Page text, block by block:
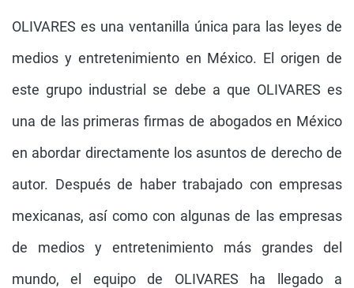
ENTRETENIMIENTO
OLIVARES es una ventanilla única para las leyes de
medios y entretenimiento en México. El origen de
este grupo industrial se debe a que OLIVARES es
una de las primeras firmas de abogados en México
en abordar directamente los asuntos de derecho de
autor. Después de haber trabajado con empresas
mexicanas, así como con algunas de las empresas
de medios y entretenimiento más grandes del
mundo, el equipo de OLIVARES ha llegado a